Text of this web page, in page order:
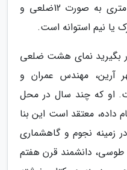
نمای خارجی بنا تا ارتفاع سه متری به صورت 12ضلعی و
بگیرید نمای هشت ضلعی
آرین، مهندس عمران و
او که چند سال در محل
داده، معتقد است این بنا
زمینه نجوم و گاهشماری
طوسی، دانشمند قرن هفتم